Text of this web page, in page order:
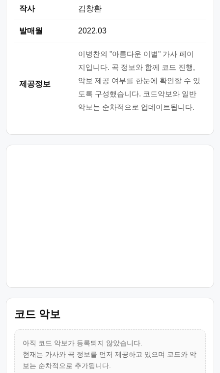
작사 김창환
발매월 2022.03
제공정보
이병찬의 "아름다운 이별" 가사 페이
지입니다. 곡 정보와 함께 코드 진행,
악보 제공 여부를 한눈에 확인할 수 있
도록 구성했습니다. 코드악보와 일반
악보는 순차적으로 업데이트됩니다.
코드 악보
아직 코드 악보가 등록되지 않았습니다.
현재는 가사와 곡 정보를 먼저 제공하고 있으며 코드와 악
보는 순차적으로 추가됩니다.